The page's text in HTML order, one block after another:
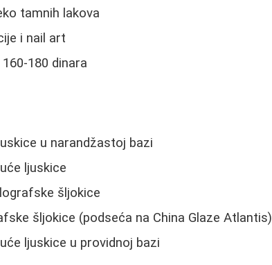
tamnih lakova
i nail art
180 dinara
u narandžastoj bazi
ljuskice
šljokice
šljokice (podseća na China Glaze Atlantis)
ljuskice u providnoj bazi